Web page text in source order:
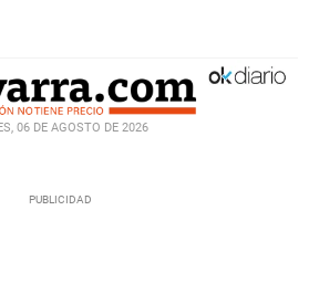
06 DE AGOSTO DE 2026